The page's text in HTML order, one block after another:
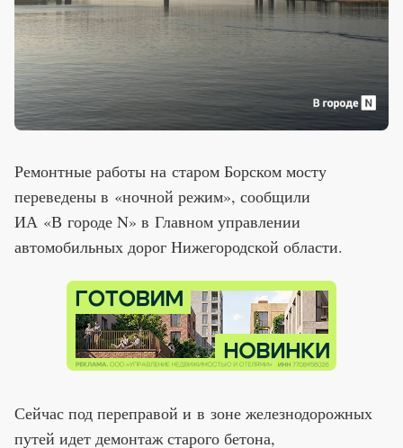
Ремонтные работы на старом Борском мосту
переведены в «ночной режим», сообщили
ИА «В городе N» в Главном управлении
автомобильных дорог Нижегородской области.
Сейчас под переправой и в зоне железнодорожных
путей идет демонтаж старого бетона,